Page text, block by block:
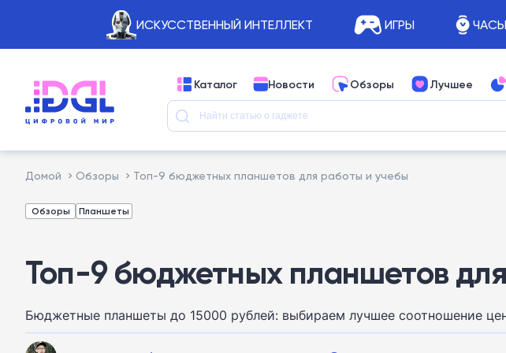
ИСКУССТВЕННЫЙ ИНТЕЛЛЕКТ ИГРЫ ЧАСЫ
Каталог Новости Обзоры Лучшее
Домой Обзоры Топ-9 бюджетных планшетов для работы и учебы
Обзоры Планшеты
Топ-9 бюджетных планшетов
Бюджетные планшеты до 15000 рублей: выбираем лучшее соотношение